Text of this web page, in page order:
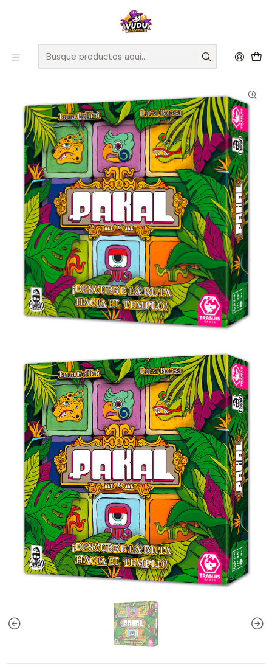
🚀 ¡Despachamos a todo Chile! Envío GRATIS a Regiones sobre
$100.000 y a RM sobre $35.000
Inicio Juegos de Mesa Editorial Devir Pakal - Español